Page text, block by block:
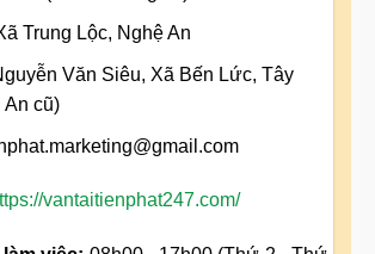
Trung Lộc, Nghệ An
Văn Siêu, Xã Bến Lức, Tây
An cũ)
vantaitienphat247.com/